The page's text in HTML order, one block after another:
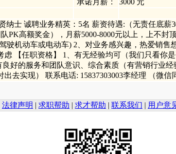
承诺月薪： 3000 元
纳士 诚聘业务精英：5名 薪资待遇:（无责任底薪
PK高额奖金），月薪5000-8000元以上，上不封
驶机动车或电动车) 2、对业务感兴趣，热爱销售
虑 【任职资格】 1、有无经验均可（我们只看你
好的服务和团队意识、综合素质（有营销行业
去实现） 联系电话: 15837303003李经理 （微信
法律声明 | 求职帮助 | 求才帮助 | 联系我们 | 用户意